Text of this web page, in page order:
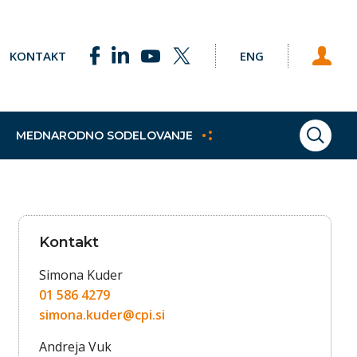
ENG
KONTAKT
Trajnostni razvoj
MEDNARODNO SODELOVANJE
Svetu EUKontakt
Simona Kuder
01 586 4279
simona.kuder@cpi.si
Andreja Vuk